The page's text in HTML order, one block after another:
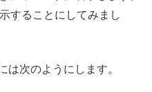
することにしてみまし
は次のようにします。